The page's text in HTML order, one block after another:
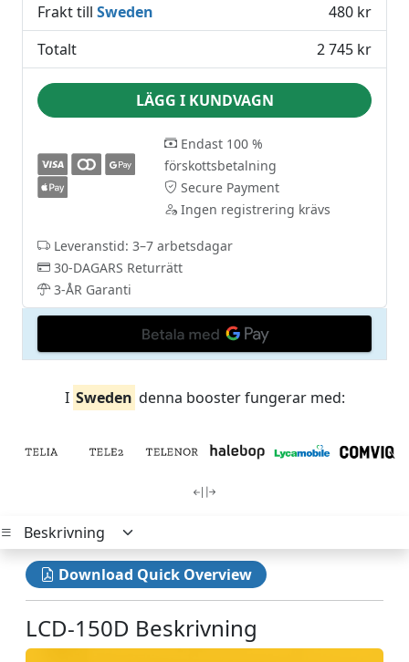
Frakt till Sweden
480 kr
Totalt
2 745 kr
LÄGG I KUNDVAGN
Endast 100 %
förskottsbetalning
Secure Payment
Ingen registrering krävs
Leveranstid: 3–7 arbetsdagar
30-DAGARS Returrätt
3-ÅR Garanti
I Sweden denna booster fungerar med:
Download Quick Overview
LCD-150D Beskrivning